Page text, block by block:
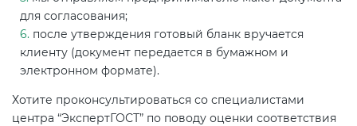
для согласования;
после утверждения готовый бланк вручается
клиенту (документ передается в бумажном и
электронном формате).
Хотите проконсультироваться со специалистами
центра “ЭкспертГОСТ” по поводу оценки соответствия